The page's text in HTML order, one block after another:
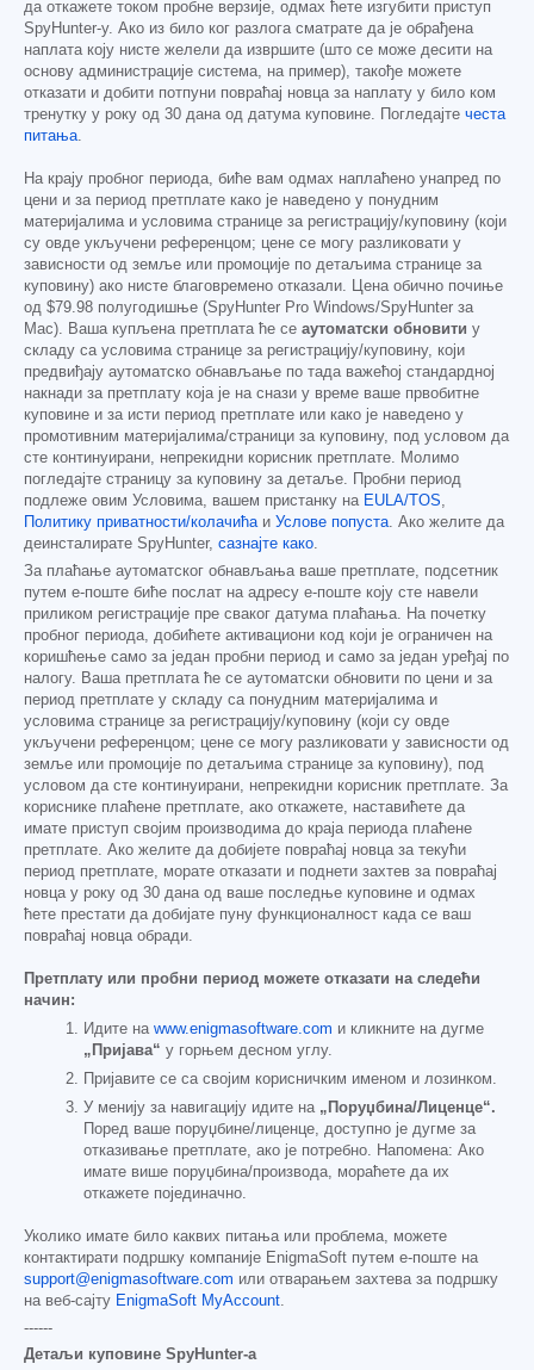
да откажете током пробне верзије, одмах ћете изгубити приступ
SpyHunter-у. Ако из било ког разлога сматрате да је обрађена
наплата коју нисте желели да извршите (што се може десити на
основу администрације система, на пример), такође можете
отказати и добити потпуни повраћај новца за наплату у било ком
тренутку у року од 30 дана од датума куповине. Погледајте честа
питања
На крају пробног периода, биће вам одмах наплаћено унапред по
цени и за период претплате како је наведено у понудним
материјалима и условима странице за регистрацију/куповину (који
су овде укључени референцом; цене се могу разликовати у
зависности од земље или промоције по детаљима странице за
куповину) ако нисте благовремено отказали. Цена обично почиње
од $79.98 полугодишње (SpyHunter Pro Windows/SpyHunter за
Mac). Ваша купљена претплата ће се аутоматски обновити у
складу са условима странице за регистрацију/куповину, који
предвиђају аутоматско обнављање по тада важећој стандардној
накнади за претплату која је на снази у време ваше првобитне
куповине и за исти период претплате или како је наведено у
промотивним материјалима/страници за куповину, под условом да
сте континуирани, непрекидни корисник претплате. Молимо
погледајте страницу за куповину за детаље. Пробни период
подлеже овим Условима, вашем пристанку на EULA/TOS
Политику приватности/колачића и Услове попуста . Ако желите да
деинсталирате SpyHunter, сазнајте како
За плаћање аутоматског обнављања ваше претплате, подсетник
путем е-поште биће послат на адресу е-поште коју сте навели
приликом регистрације пре сваког датума плаћања. На почетку
пробног периода, добићете активациони код који је ограничен на
коришћење само за један пробни период и само за један уређај по
налогу. Ваша претплата ће се аутоматски обновити по цени и за
период претплате у складу са понудним материјалима и
условима странице за регистрацију/куповину (који су овде
укључени референцом; цене се могу разликовати у зависности од
земље или промоције по детаљима странице за куповину), под
условом да сте континуирани, непрекидни корисник претплате. За
кориснике плаћене претплате, ако откажете, наставићете да
имате приступ својим производима до краја периода плаћене
претплате. Ако желите да добијете повраћај новца за текући
период претплате, морате отказати и поднети захтев за повраћај
новца у року од 30 дана од ваше последње куповине и одмах
ћете престати да добијате пуну функционалност када се ваш
повраћај новца обради.
Претплату или пробни период можете отказати на следећи
начин:
Идите на www.enigmasoftware.com и кликните на дугме
„Пријава“ у горњем десном углу.
Пријавите се са својим корисничким именом и лозинком.
У менију за навигацију идите на „Поруџбина/Лиценце“.
Поред ваше поруџбине/лиценце, доступно је дугме за
отказивање претплате, ако је потребно. Напомена: Ако
имате више поруџбина/производа, мораћете да их
откажете појединачно.
Уколико имате било каквих питања или проблема, можете
контактирати подршку компаније EnigmaSoft путем е-поште на
support@enigmasoftware.com или отварањем захтева за подршку
на веб-сајту EnigmaSoft MyAccount.
------
Детаљи куповине SpyHunter-а